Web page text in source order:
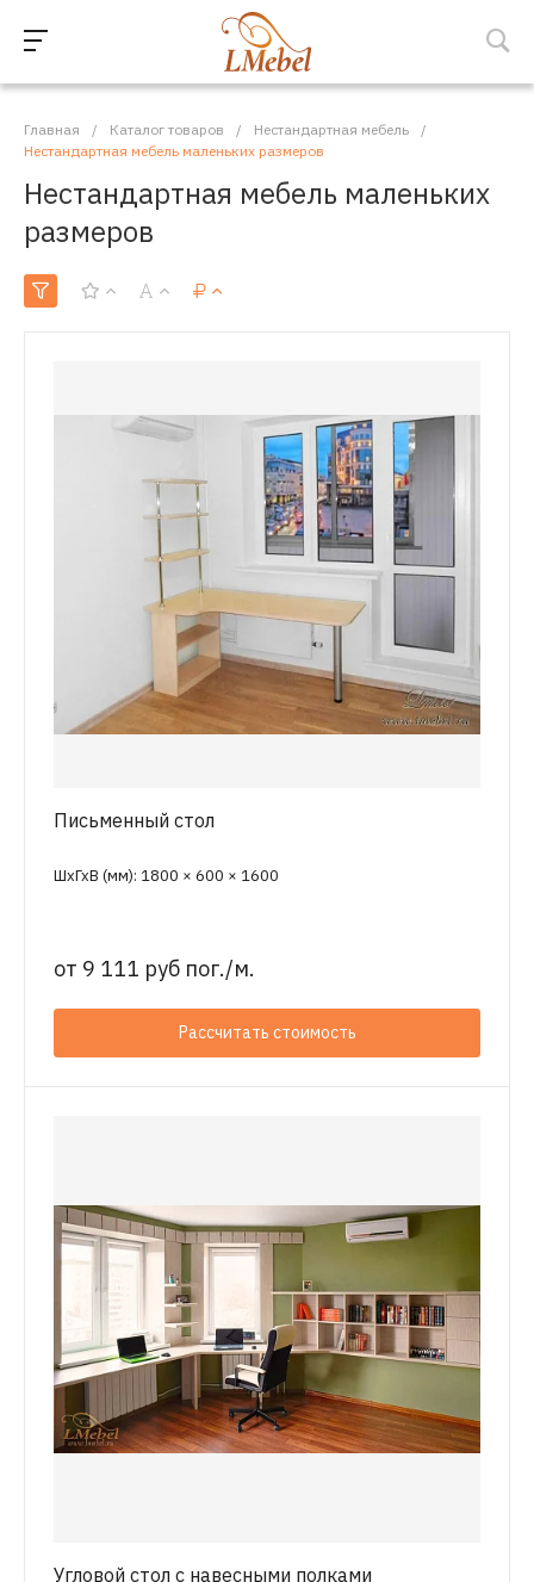
Главная / Каталог товаров / Нестандартная мебель
/
Нестандартная мебель маленьких размеров
Нестандартная мебель маленьких
размеров
Письменный стол
ШхГхВ (мм): 1800 × 600 × 1600
от 9 111 руб пог./м.
Рассчитать стоимость
Угловой стол с навесными полками